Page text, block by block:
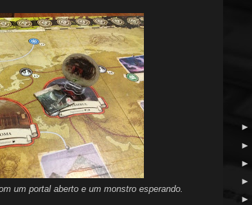
um portal aberto e um monstro esperando.
►
►
►
►
►